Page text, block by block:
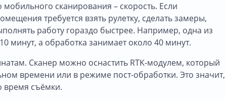
сканирования – скорость. Если
требуется взять рулетку, сделать замеры,
работу гораздо быстрее. Например, одна из
минут, а обработка занимает около 40 минут.
Сканер можно оснастить RTK-модулем, который
времени или в режиме пост-обработки. Это значит,
время съёмки.